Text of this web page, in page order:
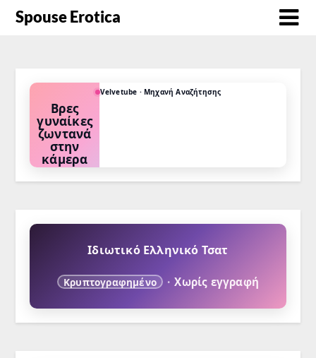
Spouse Erotica
Velvetube · Μηχανή Αναζήτησης
Βρες
γυναίκες
ζωντανά
στην
κάμερα
φετίχ σου ή
Ιδιωτικό Ελληνικό Τσατ
Κρυπτογραφημένο · Χωρίς εγγραφή